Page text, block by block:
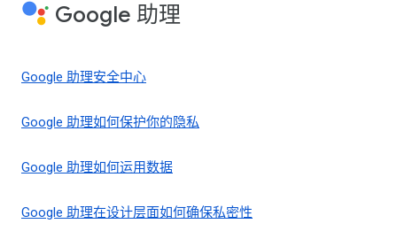
Google 助理
Google 助理安全中心
Google 助理如何保护你的隐私
Google 助理如何运用数据
Google 助理在设计层面如何确保私密性